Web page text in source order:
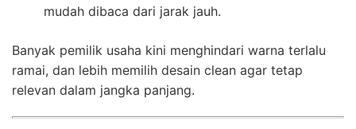
mudah dibaca dari jarak jauh.
Banyak pemilik usaha kini menghindari warna terlalu
ramai, dan lebih memilih desain clean agar tetap
relevan dalam jangka panjang.